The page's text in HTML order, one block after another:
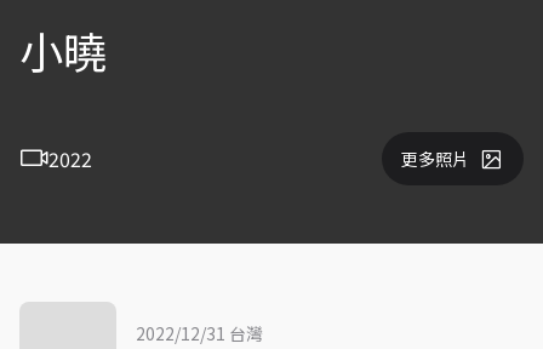
小曉
2022 更多照片
2022/12/31 台灣